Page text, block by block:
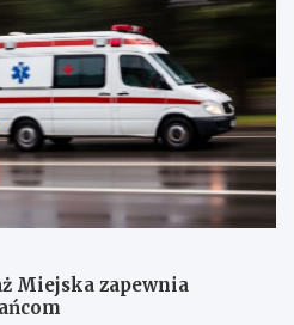
Miejska zapewnia